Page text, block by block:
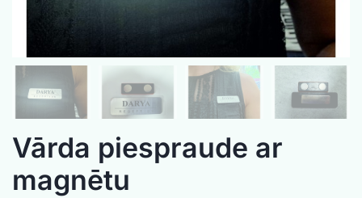
Vārda piespraude ar
magnētu